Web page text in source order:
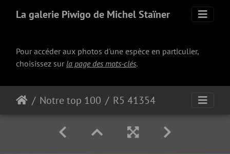
La galerie Piwigo de Michel Staïner
Pour accéder aux photos d'une espèce en particulier,
choisissez surla page des mots-clés.
Notre top 100 R5 41354